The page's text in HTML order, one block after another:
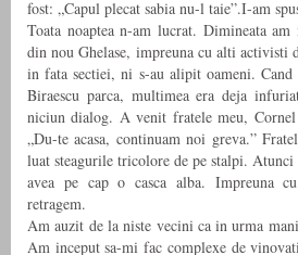
fost: „Capul plecat sabia nu-l taie”.I-am
Toata noaptea n-am lucrat. Dimineata
din nou Ghelase, impreuna cu alti activisti
in fata sectiei, ni s-au alipit oameni.
Biraescu parca, multimea era deja
niciun dialog. A venit fratele meu,
„Du-te acasa, continuam noi greva.”
luat steagurile tricolore de pe stalpi.
avea pe cap o casca alba. Impreuna
retragem.
Am auzit de la niste vecini ca in urma
Am inceput sa-mi fac complexe de